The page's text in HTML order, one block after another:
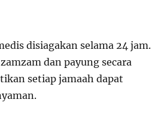
disiagakan selama 24 jam.
dan payung secara
setiap jamaah dapat